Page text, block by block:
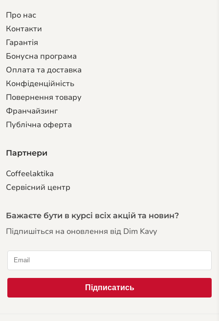
Про нас
Контакти
Гарантiя
Бонусна програма
Оплата та доставка
Конфіденційність
Повернення товару
Франчайзинг
Публічна оферта
Партнери
Coffeelaktika
Сервiсний центр
Бажаєте бути в курсі всіх акцій та новин?
Підпишіться на оновлення від Dim Kavy